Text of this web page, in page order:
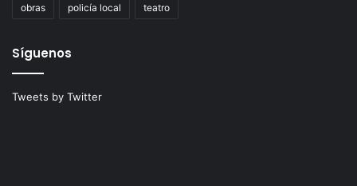
obras policía local teatro
Síguenos
Tweets by Twitter